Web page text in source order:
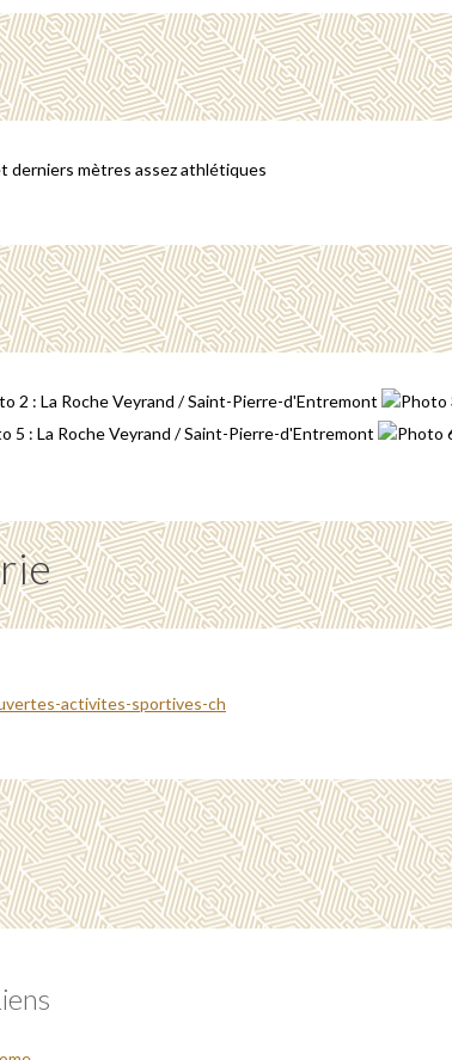
derniers mètres assez athlétiques
activites-sportives-ch